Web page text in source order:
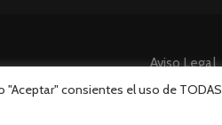
Aviso Legal
consientes el uso de TODAS